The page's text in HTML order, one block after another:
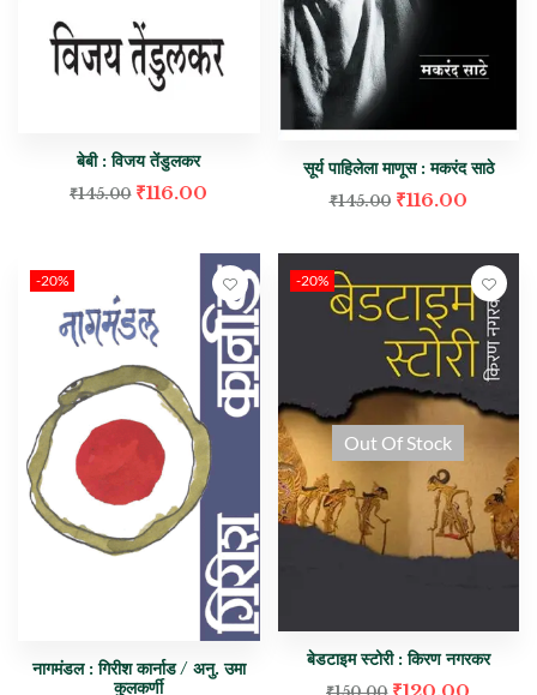
बेबी : विजय तेंडुलकर
₹145.00 ₹116.00
सूर्य पाहिलेला माणूस : मकरंद साठे
₹145.00 ₹116.00
-20%
नागमंडल : गिरीश कार्नाड / अनु. उमा
कुलकर्णी
-20%
Out Of Stock
बेडटाइम स्टोरी : किरण नगरकर